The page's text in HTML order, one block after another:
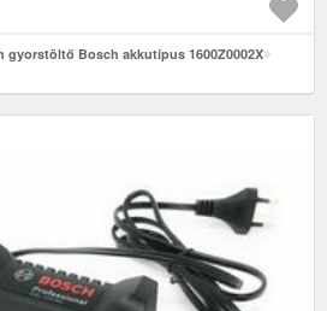
gyorstöltő Bosch akkutípus 1600Z0002X